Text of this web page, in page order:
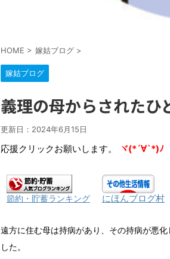
HOME > 嫁姑ブログ >
嫁姑ブログ
義理の母からされたひ
更新日： 2024年6月15日
応援クリックお願いします。 ヾ(*´∀`*)ﾉ
節約・貯蓄ランキング にほんブログ村
遠方に住む母は持病があり、その持病が悪
した。